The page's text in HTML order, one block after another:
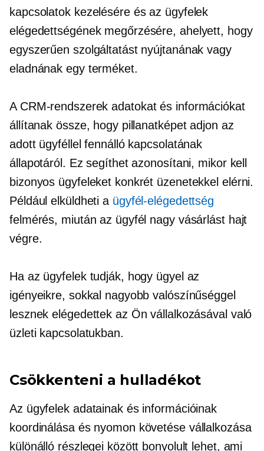
kapcsolatok kezelésére és az ügyfelek
elégedettségének megőrzésére, ahelyett, hogy
egyszerűen szolgáltatást nyújtanának vagy
eladnának egy terméket.
A CRM-rendszerek adatokat és információkat
állítanak össze, hogy pillanatképet adjon az
adott ügyféllel fennálló kapcsolatának
állapotáról. Ez segíthet azonosítani, mikor kell
bizonyos ügyfeleket konkrét üzenetekkel elérni.
Például elküldheti a ügyfél-elégedettség
felmérés, miután az ügyfél nagy vásárlást hajt
végre.
Ha az ügyfelek tudják, hogy ügyel az
igényeikre, sokkal nagyobb valószínűséggel
lesznek elégedettek az Ön vállalkozásával való
üzleti kapcsolatukban.
Csökkenteni a hulladékot
Az ügyfelek adatainak és információinak
koordinálása és nyomon követése vállalkozása
különálló részlegei között bonyolult lehet, ami